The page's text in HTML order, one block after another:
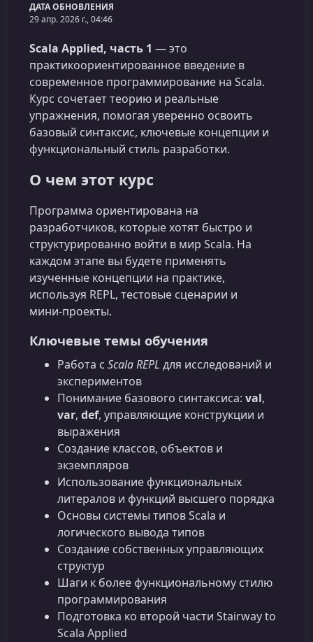
ДАТА ОБНОВЛЕНИЯ
29 апр. 2026 г., 04:46
Scala Applied, часть 1 — это
практикоориентированное введение в
современное программирование на Scala.
Курс сочетает теорию и реальные
упражнения, помогая уверенно освоить
базовый синтаксис, ключевые концепции и
функциональный стиль разработки.
О чем этот курс
Программа ориентирована на
разработчиков, которые хотят быстро и
структурированно войти в мир Scala. На
каждом этапе вы будете применять
изученные концепции на практике,
используя REPL, тестовые сценарии и
мини‑проекты.
Ключевые темы обучения
Работа с Scala REPL для исследований и
экспериментов
Понимание базового синтаксиса: val,
var, def, управляющие конструкции и
выражения
Создание классов, объектов и
экземпляров
Использование функциональных
литералов и функций высшего порядка
Основы системы типов Scala и
логического вывода типов
Создание собственных управляющих
структур
Шаги к более функциональному стилю
программирования
Подготовка ко второй части Stairway to
Scala Applied